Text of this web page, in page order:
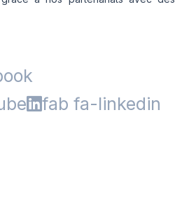
fab fa-linkedin